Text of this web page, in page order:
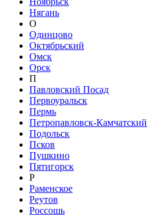
Нягань
О
Одинцово
Октябрьский
Омск
Орск
П
Павловский Посад
Первоуральск
Пермь
Петропавловск-Камчатский
Подольск
Псков
Пушкино
Пятигорск
Р
Раменское
Реутов
Россошь